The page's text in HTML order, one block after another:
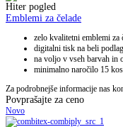
Hiter pogled
Emblemi za čelade
zelo kvalitetni emblemi za
digitalni tisk na beli
na voljo v vseh barvah in
minimalno naročilo 15
Za podrobnejše informacije nas
Povprašajte za ceno
Novo